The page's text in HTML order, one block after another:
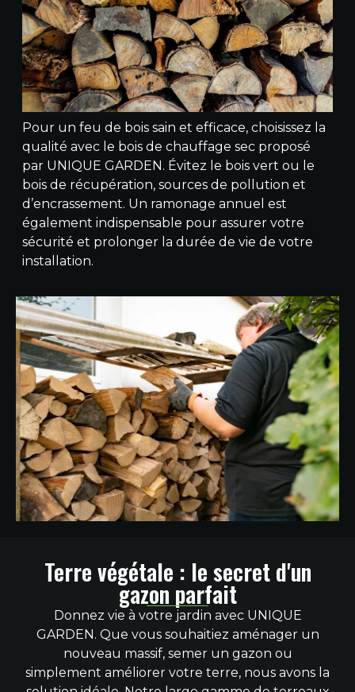
Pour un feu de bois sain et efficace, choisissez la
qualité avec le bois de chauffage sec proposé
par UNIQUE GARDEN. Évitez le bois vert ou le
bois de récupération, sources de pollution et
d’encrassement. Un ramonage annuel est
également indispensable pour assurer votre
sécurité et prolonger la durée de vie de votre
installation.
Terre végétale : le secret d'un
gazon parfait
Donnez vie à votre jardin avec UNIQUE
GARDEN. Que vous souhaitiez aménager un
nouveau massif, semer un gazon ou
simplement améliorer votre terre, nous avons la